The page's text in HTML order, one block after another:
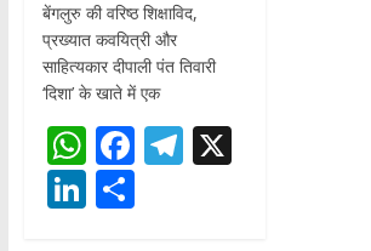
बेंगलुरु की वरिष्ठ शिक्षाविद,
प्रख्यात कवयित्री और
साहित्यकार दीपाली पंत तिवारी
‘दिशा’ के खाते में एक
W
h
at
F
ac
e
T X
Li S